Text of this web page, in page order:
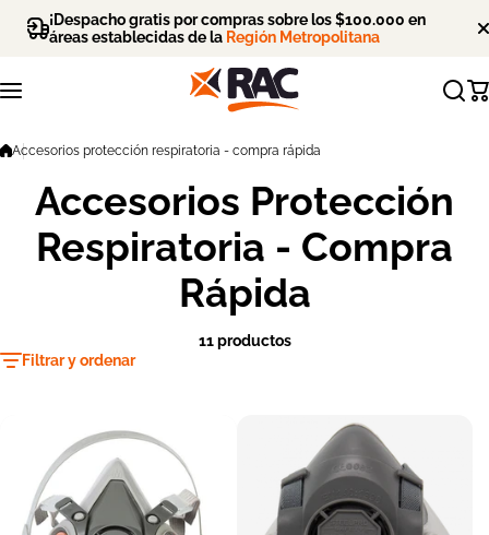
Saltar al contenido
¡Despacho gratis por compras sobre los $100.000 en
áreas establecidas de la Región Metropolitana
Accesorios protección respiratoria - compra rápida
Accesorios Protección
Respiratoria - Compra
Rápida
Filtrar y ordenar
11 productos